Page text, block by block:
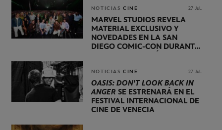
NOTICIAS CINE 27 Jul.
MARVEL STUDIOS REVELA
MATERIAL EXCLUSIVO Y
NOVEDADES EN LA SAN
DIEGO COMIC-CON DURANTE
NOTICIAS CINE 27 Jul.
OASIS: DON'T LOOK BACK IN
ANGER SE ESTRENARÁ EN EL
FESTIVAL INTERNACIONAL DE
CINE DE VENECIA